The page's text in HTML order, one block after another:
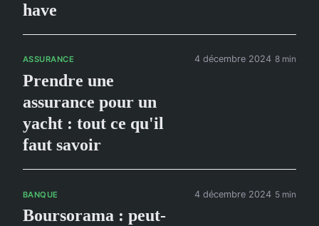
have
ASSURANCE
Prendre une
assurance pour un
yacht : tout ce qu'il
faut savoir
4 décembre 2024 8 min
BANQUE
Boursorama : peut-
4 décembre 2024 5 min